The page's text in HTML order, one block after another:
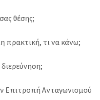
θέσης;
πρακτική, τι να κάνω;
Επιτροπή Ανταγωνισμού